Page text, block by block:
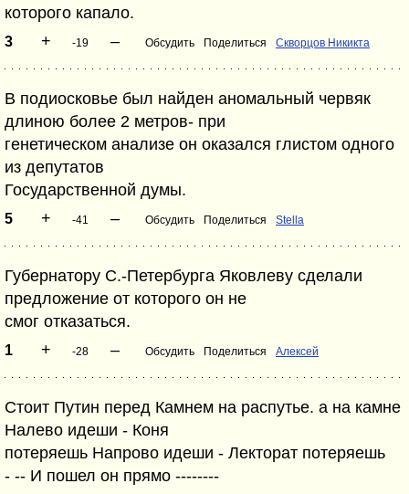
которого капало.
3 + -19 – Обсудить Поделиться Скворцов Никикта
В подиосковье был найден аномальный червяк
длиною более 2 метров- при
генетическом анализе он оказался глистом одного
из депутатов
Государственной думы.
5 + -41 – Обсудить Поделиться Stella
Губернатору С.-Петербурга Яковлеву сделали
предложение от которого он не
смог отказаться.
1 + -28 – Обсудить Поделиться Алексей
Стоит Путин перед Камнем на распутье. а на камне
Налево идеши - Коня
потеряешь Напрово идеши - Лекторат потеряешь
- -- И пошел он прямо --------